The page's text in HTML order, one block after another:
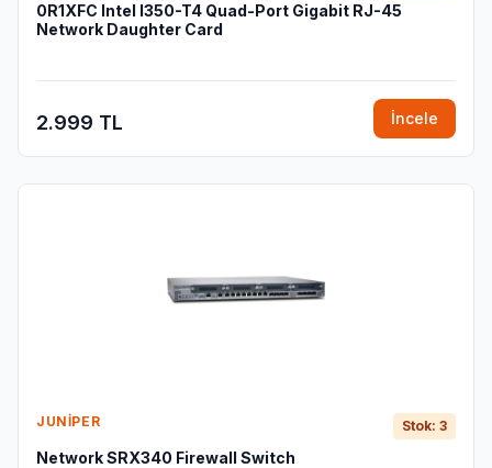
0R1XFC Intel I350-T4 Quad-Port Gigabit RJ-45
Network Daughter Card
2.999 TL İncele
JUNIPER Stok: 3
Network SRX340 Firewall Switch